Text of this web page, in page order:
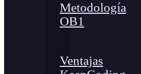
Metodología
OB1
Ventajas